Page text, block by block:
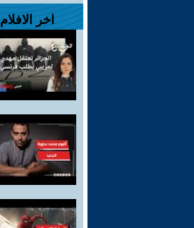
اخر الافلام